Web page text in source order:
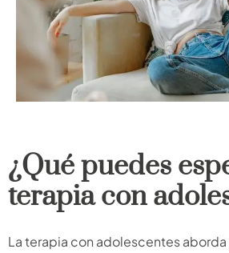
¿Qué puedes
terapia con
La terapia con adolescentes